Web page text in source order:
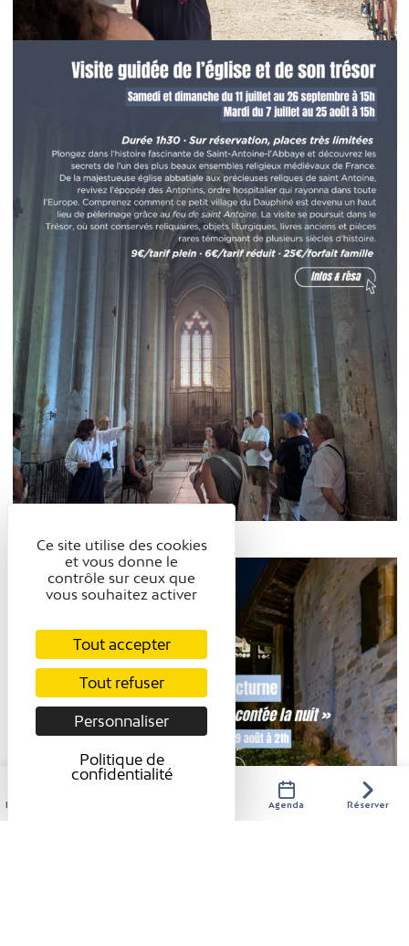
Hébergements Agenda Réserver
Ce site utilise des cookies
et vous donne le
contrôle sur ceux que
vous souhaitez activer
Tout accepter
Tout refuser
Personnaliser
Politique de
confidentialité